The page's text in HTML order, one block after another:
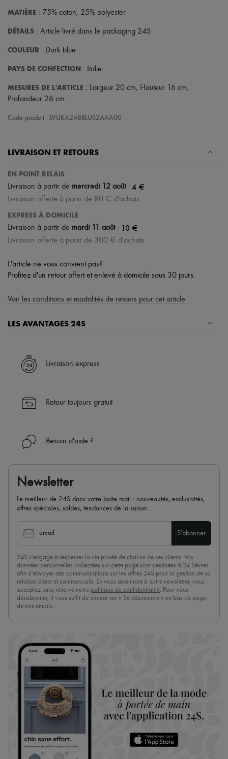
MATIÈRE : 75% coton, 25% polyester
DÉTAILS : Article livré dans le packaging 24S
COULEUR : Dark blue
PAYS DE CONFECTION : Italie
MESURES DE L'ARTICLE : Largeur 20 cm, Hauteur 16 cm,
Profondeur 26 cm.
Code produit : LVUKA248BLUS2AAA00
LIVRAISON ET RETOURS
EN POINT RELAIS
Livraison à partir de mercredi 12 août 4 €
Livraison offerte à partir de 80 € d'achats
EXPRESS À DOMICILE
Livraison à partir de mardi 11 août 10 €
Livraison offerte à partir de 300 € d'achats
L'article ne vous convient pas?
Profitez d'un retour offert et enlevé à domicile sous 30 jours.
Voir les conditions et modalités de retours pour cet article
LES AVANTAGES 24S
✓ Bénéficiez de la livraison express dans plus de 100 pays
✓ Soyez libre de changer d’avis, les retours sont toujours offerts
client 24h/24
En savoir plus sur 24S, une maison du groupe LVMH
Livraison express
Retour toujours gratuit
Besoin d'aide ?
Newsletter
Le meilleur de 24S dans votre boite mail : nouveautés, exclusivités,
offres spéciales, soldes, tendances de la saison...
email S'abonner
24S s’engage à respecter la vie privée de chacun de ses clients. Vos
données personnelles collectées sur cette page sont destinées à 24 Sèvres
afin d’envoyer des communications sur les offres 24S pour la gestion de sa
relation client et commerciale. En vous abonnant à notre newsletter, vous
acceptez sans réserve notre politique de confidentialité. Pour vous
désabonner, il vous suffit de cliquer sur « Se désinscrire » en bas de page
de nos emails.